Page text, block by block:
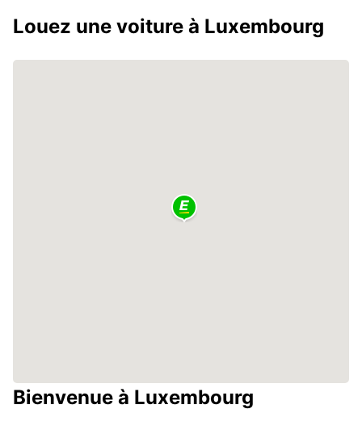
Louez une voiture à Luxembourg
Bienvenue à Luxembourg